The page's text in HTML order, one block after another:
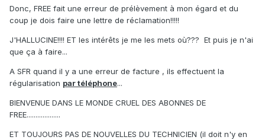
Donc, FREE fait une erreur de prélèvement à mon égard et du
coup je dois faire une lettre de réclamation!!!!!
J'HALLUCINE!!!! ET les intérêts je me les mets où??? Et puis je n'ai
que ça à faire...
A SFR quand il y a une erreur de facture , ils effectuent la
régularisation par téléphone...
BIENVENUE DANS LE MONDE CRUEL DES ABONNES DE
FREE...................
ET TOUJOURS PAS DE NOUVELLES DU TECHNICIEN (il doit n'y en